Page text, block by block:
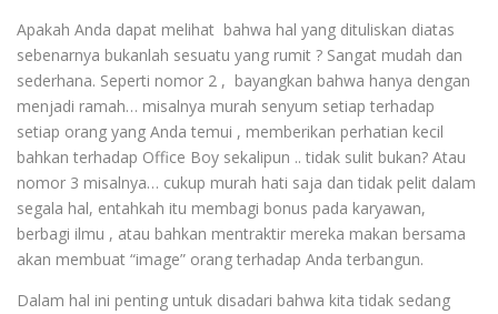
Apakah Anda dapat melihat bahwa hal yang dituliskan diatas
sebenarnya bukanlah sesuatu yang rumit ? Sangat mudah dan
sederhana. Seperti nomor 2 , bayangkan bahwa hanya dengan
menjadi ramah… misalnya murah senyum setiap terhadap
setiap orang yang Anda temui , memberikan perhatian kecil
bahkan terhadap Office Boy sekalipun .. tidak sulit bukan? Atau
nomor 3 misalnya… cukup murah hati saja dan tidak pelit dalam
segala hal, entahkah itu membagi bonus pada karyawan,
berbagi ilmu , atau bahkan mentraktir mereka makan bersama
akan membuat “image” orang terhadap Anda terbangun.
Dalam hal ini penting untuk disadari bahwa kita tidak sedang